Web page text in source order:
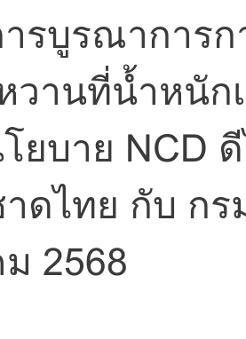
รบูรณาการ
วานที่น้ำหนั
ยบาย NCD
ดไทย กับ ก
2568